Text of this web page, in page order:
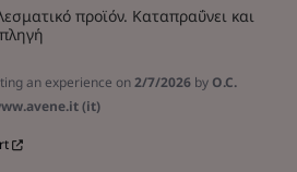
προϊόν. Καταπραΰνει και
an experience on2/7/2026 by O.C.
(it)